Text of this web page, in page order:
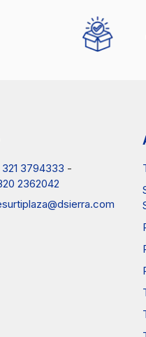
3794333 -
2362042